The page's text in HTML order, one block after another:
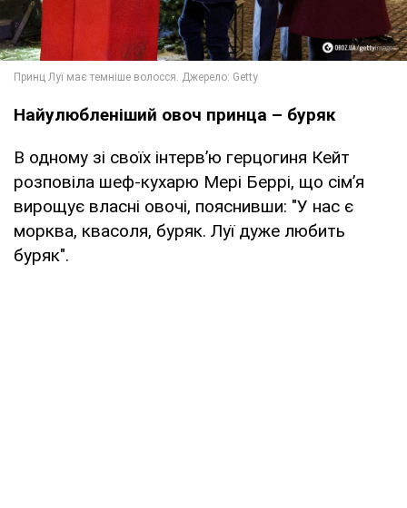
Найулюбленіший овоч принца – буряк
В одному зі своїх інтервʼю герцогиня Кейт
розповіла шеф-кухарю Мері Беррі, що сімʼя
вирощує власні овочі, пояснивши: "У нас є
морква, квасоля, буряк. Луї дуже любить
буряк".